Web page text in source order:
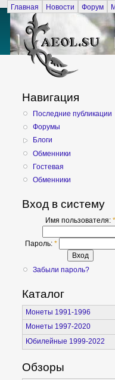
Главная Новости Форум
Навигация
Последние публикации
Форумы
Блоги
Обменники
Гостевая
Обменники
Вход в систему
Имя пользователя: *
Пароль: *
Забыли пароль?
Каталог
Монеты 1991-1996
Монеты 1997-2020
Юбилейные 1999-2022
Обзоры